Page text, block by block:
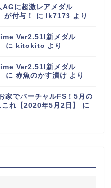
AGに超激レアメダル
付与！
に lk7173 より
Ver2.51!新メダル
に kitokito より
Ver2.51!新メダル
に 赤魚のかす漬け より
家でバーチャルFS！5月の
れ【2020年5月2日】
に